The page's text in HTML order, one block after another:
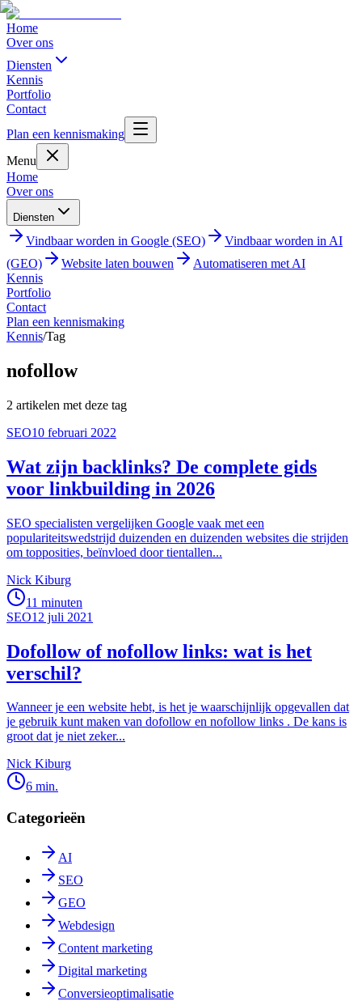
Home
Over ons
Diensten
Kennis
Portfolio
Contact
Plan een kennismaking
Menu
Home
Over ons
Diensten
Vindbaar worden in Google (SEO)
Vindbaar worden in AI
(GEO)
Website laten bouwen
Automatiseren met AI
Kennis
Portfolio
Contact
Plan een kennismaking
Kennis/Tag
nofollow
2 artikelen met deze tag
SEO10 februari 2022
Wat zijn backlinks? De complete gids
voor linkbuilding in 2026
SEO specialisten vergelijken Google vaak met een
populariteitswedstrijd duizenden en duizenden websites die strijden
om topposities, beïnvloed door tientallen...
Nick Kiburg
11 minuten
SEO12 juli 2021
Dofollow of nofollow links: wat is het
verschil?
Wanneer je een website hebt, is het je waarschijnlijk opgevallen dat
je gebruik kunt maken van dofollow en nofollow links . De kans is
groot dat je niet zeker...
Nick Kiburg
6 min.
Categorieën
AI
SEO
GEO
Webdesign
Content marketing
Digital marketing
Conversieoptimalisatie